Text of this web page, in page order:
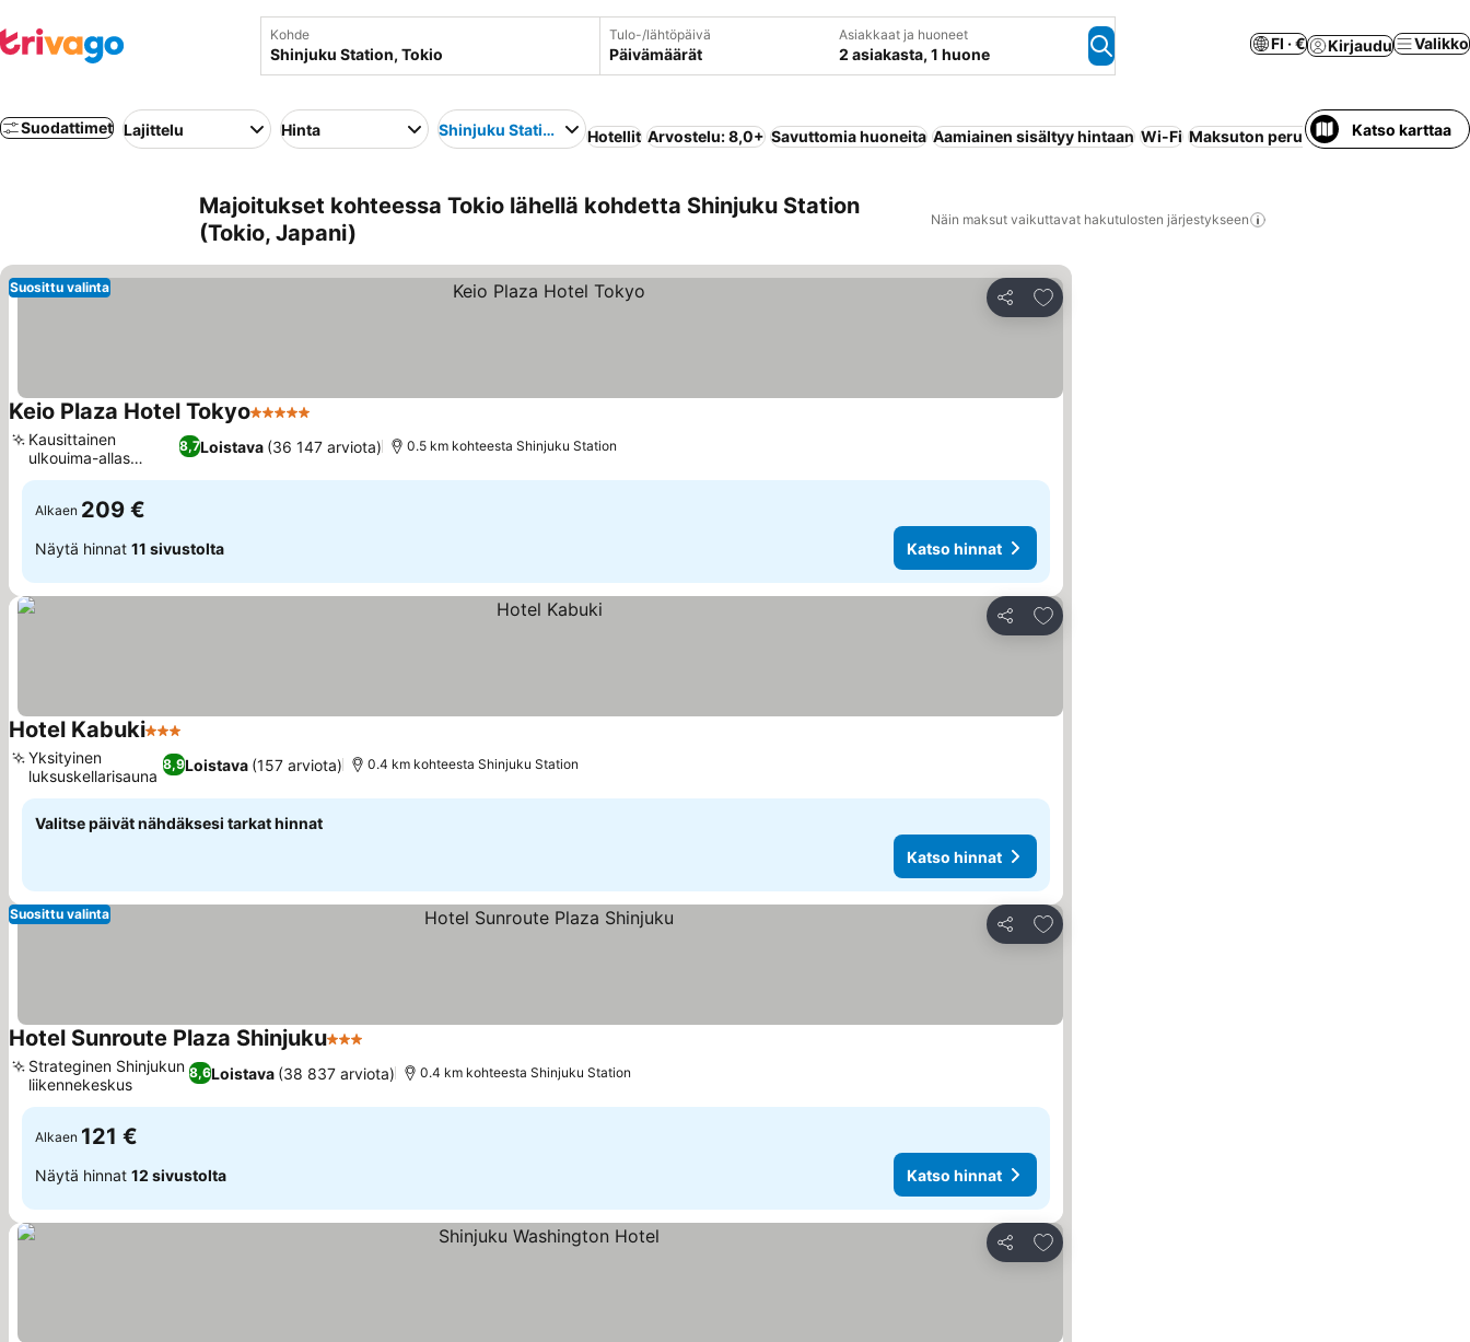
Kohde Tulo-/lähtöpäivä
Päivämäärät
Asiakkaat ja huoneet
2 asiakasta, 1 huone
FI · € Kirjaudu Valikko
Suodattimet Lajittelu Hinta Shinjuku Station Hotellit Arvostelu: 8,0+ Savuttomia huoneita Aamiainen sisältyy hintaan Wi-Fi Maksuton peruutus Huoneisto
Katso karttaa
Majoitukset kohteessa Tokio lähellä kohdetta Shinjuku Station
(Tokio, Japani)
Näin maksut vaikuttavat hakutulosten järjestykseen
Jaa
Lisää suosikkeihin
Suosittu valinta
Keio Plaza Hotel Tokyo5 Tähtiluokitus
8,7Loistava (36 147 arviota)
Kausittainen
ulkouima-allas
katolla
0.5 km kohteesta Shinjuku Station
Alkaen 209 €
Näytä hinnat 11 sivustolta Katso hinnat
Jaa
Lisää suosikkeihin
Hotel Kabuki3 Tähtiluokitus
8,9Loistava (157 arviota)
Yksityinen
luksuskellarisauna
0.4 km kohteesta Shinjuku Station
Valitse päivät nähdäksesi tarkat hinnat
Katso hinnat
Jaa
Lisää suosikkeihin
Suosittu valinta
Hotel Sunroute Plaza Shinjuku3 Tähtiluokitus
8,6Loistava (38 837 arviota)
Strateginen Shinjukun
liikennekeskus
0.4 km kohteesta Shinjuku Station
Alkaen 121 €
Näytä hinnat 12 sivustolta Katso hinnat
Jaa
Lisää suosikkeihin